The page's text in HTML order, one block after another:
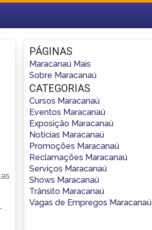
Fazer login
Criar conta
PÁGINAS
Maracanaú Mais
Sobre Maracanaú
CATEGORIAS
Cursos Maracanaú
Eventos Maracanaú
Exposição Maracanaú
Notícias Maracanaú
Promoções Maracanaú
Reclamações Maracanaú
Serviços Maracanaú
Shows Maracanaú
Trânsito Maracanaú
Vagas de Empregos Maracanaú